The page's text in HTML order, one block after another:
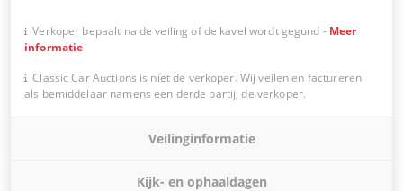
Verkoper bepaalt na de veiling of de kavel wordt gegund - Meer
informatie
Classic Car Auctions is niet de verkoper. Wij veilen en factureren
als bemiddelaar namens een derde partij, de verkoper.
Veilinginformatie
Kijk- en ophaaldagen